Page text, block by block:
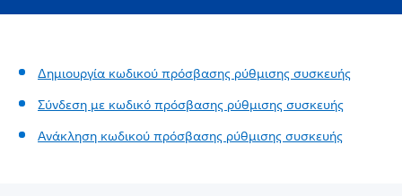
Δημιουργία κωδικού πρόσβασης ρύθμισης συσκευής
Σύνδεση με κωδικό πρόσβασης ρύθμισης συσκευής
Ανάκληση κωδικού πρόσβασης ρύθμισης συσκευής